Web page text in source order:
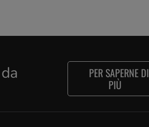
PER SAPERNE DI
PIÙ